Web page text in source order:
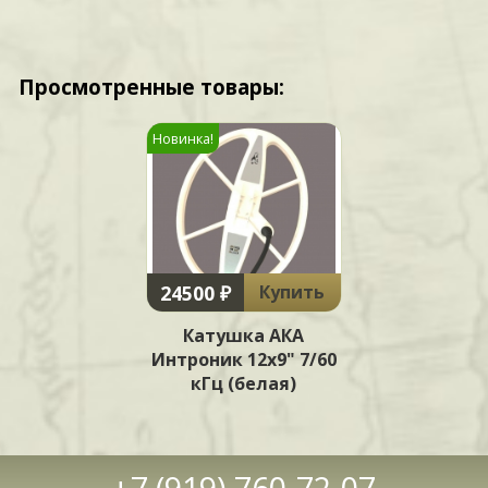
Просмотренные товары:
Новинка!
24500 ₽
Купить
Катушка АКА
Интроник 12x9" 7/60
кГц (белая)